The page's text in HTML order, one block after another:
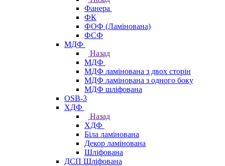
Фанера
ФК
ФОФ (Ламінована)
ФСФ
МДФ
Назад
МДФ
МДФ ламінована з двох сторін
МДФ ламінована з одного боку
МДФ шліфована
OSB-3
ХДФ
Назад
ХДФ
Біла ламінована
Декор ламінована
Шліфована
ДСП Шліфована